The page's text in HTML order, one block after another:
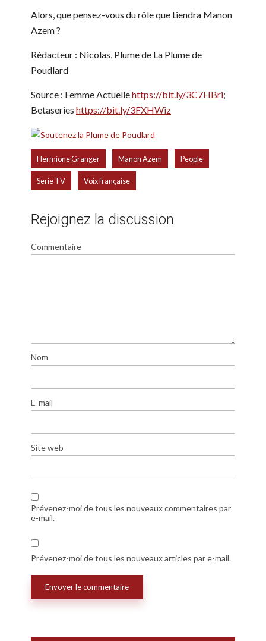
Alors, que pensez-vous du rôle que tiendra Manon
Azem ?
Rédacteur : Nicolas, Plume de La Plume de
Poudlard
Source : Femme Actuellehttps://bit.ly/3C7HBri;
Betaseries https://bit.ly/3FXHWiz
Hermione Granger Manon Azem People
Serie TV Voix française
Rejoignez la discussion
Commentaire
Nom
E-mail
Site web
Prévenez-moi de tous les nouveaux commentaires par
e-mail.
Prévenez-moi de tous les nouveaux articles par e-mail.